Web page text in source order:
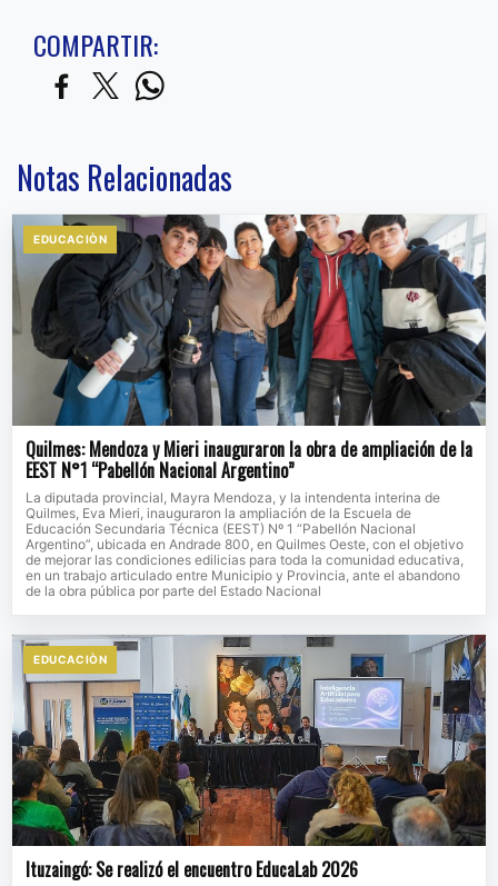
COMPARTIR:
Notas Relacionadas
EDUCACIÒN
Quilmes: Mendoza y Mieri inauguraron la obra de ampliación de la
EEST N°1 “Pabellón Nacional Argentino”
La diputada provincial, Mayra Mendoza, y la intendenta interina de
Quilmes, Eva Mieri, inauguraron la ampliación de la Escuela de
Educación Secundaria Técnica (EEST) Nº 1 “Pabellón Nacional
Argentino”, ubicada en Andrade 800, en Quilmes Oeste, con el objetivo
de mejorar las condiciones edilicias para toda la comunidad educativa,
en un trabajo articulado entre Municipio y Provincia, ante el abandono
de la obra pública por parte del Estado Nacional
EDUCACIÒN
Ituzaingó: Se realizó el encuentro EducaLab 2026